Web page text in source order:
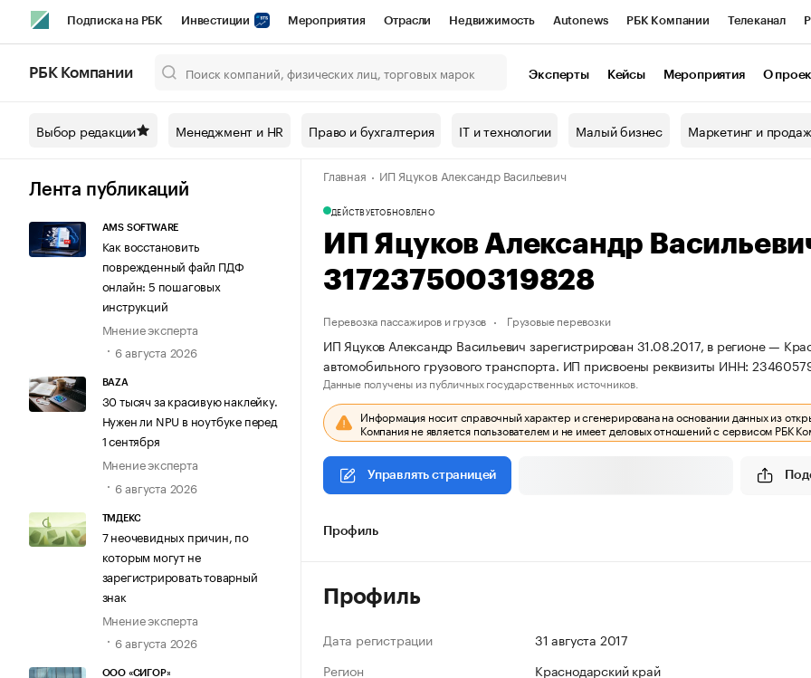
Подписка на РБК Инвестиции Мероприятия Отрасли Недвижимость Autonews РБК Компании Телеканал
Спецпроекты СПб Конференции СПб Спецпроекты Проверка контрагентов
Технологии и медиа Рынок наличной валюты
РБК Компании Эксперты Кейсы Мероприятия О
Выбор редакции Менеджмент и HR Право и бухгалтерия IT и технологии Малый бизнес Маркетинг и
Лента публикаций
AMS SOFTWARE
Как восстановить
поврежденный файл ПДФ
онлайн: 5 пошаговых
инструкций
Мнение эксперта
6 августа 2026
BAZA
30 тысяч за красивую наклейку.
Нужен ли NPU в ноутбуке перед
1 сентября
Мнение эксперта
6 августа 2026
ТМДЕКС
7 неочевидных причин, по
которым могут не
зарегистрировать товарный
знак
Мнение эксперта
6 августа 2026
ООО «СИГОР»
Главная ИП Яцуков Александр Васильевич
ДЕЙСТВУЕТОБНОВЛЕНО
ИП Яцуков Александр
317237500319828
Перевозка пассажиров и грузов Грузовые перевозки
ИП Яцуков Александр Васильевич зарегистрирован 31.08.2017, в регионе —
автомобильного грузового транспорта. ИП присвоены реквизиты ИНН:
Данные получены из публичных государственных источников.
Информация носит справочный характер и сгенерирована на основании данных из
Компания не является пользователем и не имеет деловых отношений с сервисом РБК
Управлять страницей
Профиль
Профиль
Дата регистрации
31 августа 2017
Регион
Краснодарский край